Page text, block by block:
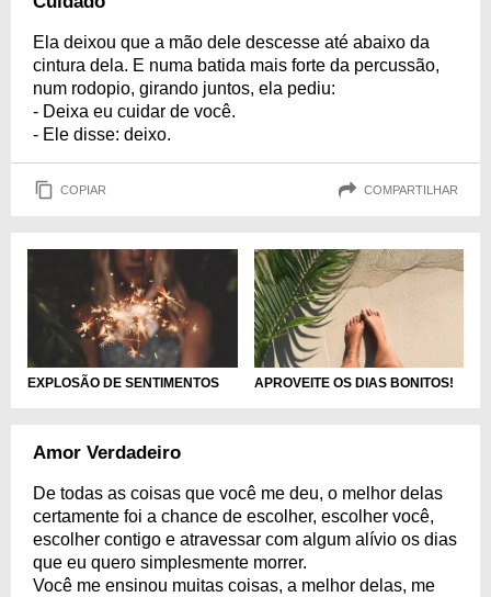
Ela deixou que a mão dele descesse até abaixo da
cintura dela. E numa batida mais forte da percussão,
num rodopio, girando juntos, ela pediu:
- Deixa eu cuidar de você.
- Ele disse: deixo.
COPIAR COMPARTILHAR
EXPLOSÃO DE SENTIMENTOS APROVEITE OS DIAS BONITOS!
Amor Verdadeiro
De todas as coisas que você me deu, o melhor delas
certamente foi a chance de escolher, escolher você,
escolher contigo e atravessar com algum alívio os dias
que eu quero simplesmente morrer.
Você me ensinou muitas coisas, a melhor delas, me